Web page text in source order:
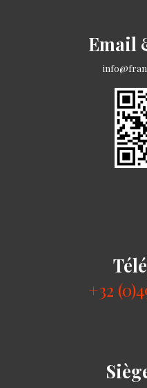
Email
+32